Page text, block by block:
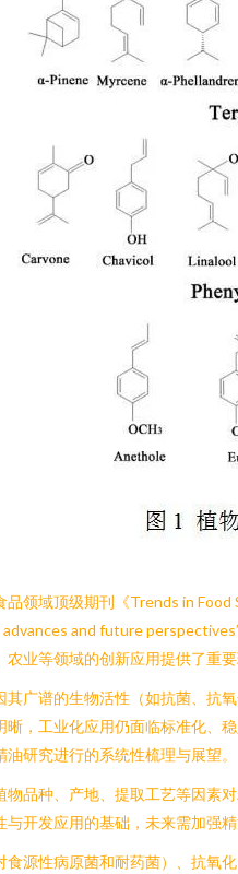
领域顶级期刊《Trends in
and future
业等领域的创新应用提供了重要
广谱的生物活性（如抗菌、
，工业化应用仍面临标准化
研究进行的系统性梳理与展望。
品种、产地、提取工艺等因素
开发应用的基础，未来需加强精
源性病原菌和耐药菌）、抗